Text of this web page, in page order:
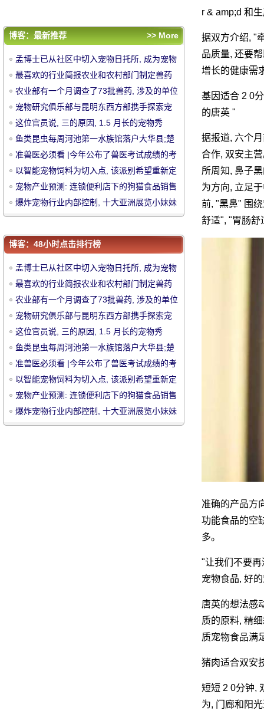
中
华
宠
r & amp;d 和
据双方介绍, "
品质量, 还要
增长的健康需
基因适合 2 0
的唐英 "
据报道, 六个
合作, 双安主
所周知, 鼻子
为方向, 立足
前, "黑鼻" 围
舒适", "胃肠舒
准确的产品方
功能食品的空
多。
"让我们不要
宠物食品, 好
唐英的想法感
质的原料, 精
质宠物食品满
猪肉适合双安
短短 2 0分钟,
为, 门廊和阳
的名字竟然是她!
评论排行
最喜欢的行业简报农业和农村部门制定兽药
位将受到严惩 (有完整的清单)
宠物研究俱乐部与昆明东西方部携手探索宠
物保健品的发展趋势
这位官员说, 三的原因, 1.5 月长的宠物秀
鱼类昆虫每周河池第一水族馆落户大华县;楚
州 "花鸟鱼昆虫" 市场正式开业
准兽医必须看 |今年公布了兽医考试成绩的考
试时间和合格评分。
以智能宠物饲料为切入点, 该派别希望重新定
位, 打造 "健康宠物" 平台 "
宠物产业预测: 连锁便利店下的狗猫食品销
售渠道位置
爆炸宠物行业内部控制, 十大亚洲展览小妹妹
博客：最新推荐 >> More
孟博士已从社区中切入宠物日托所, 成为宠物
行业的托儿所。
最喜欢的行业简报农业和农村部门制定兽药
审查系统于11月1日正式启动
农业部有一个月调查了73批兽药, 涉及的单位
将受到严惩 (有完整的清单)
宠物研究俱乐部与昆明东西方部携手探索宠
物保健品的发展趋势
这位官员说, 三的原因, 1.5 月长的宠物秀
鱼类昆虫每周河池第一水族馆落户大华县;楚
州 "花鸟鱼昆虫" 市场正式开业
准兽医必须看 |今年公布了兽医考试成绩的考
试时间和合格评分。
以智能宠物饲料为切入点, 该派别希望重新定
位, 打造 "健康宠物" 平台 "
宠物产业预测: 连锁便利店下的狗猫食品销售
渠道位置
爆炸宠物行业内部控制, 十大亚洲展览小妹妹
的名字竟然是她!
博客：48小时点击排行榜
孟博士已从社区中切入宠物日托所, 成为宠物
行业的托儿所。
最喜欢的行业简报农业和农村部门制定兽药
审查系统于11月1日正式启动
农业部有一个月调查了73批兽药, 涉及的单位
将受到严惩 (有完整的清单)
宠物研究俱乐部与昆明东西方部携手探索宠
物保健品的发展趋势
这位官员说, 三的原因, 1.5 月长的宠物秀
鱼类昆虫每周河池第一水族馆落户大华县;楚
州 "花鸟鱼昆虫" 市场正式开业
准兽医必须看 |今年公布了兽医考试成绩的考
试时间和合格评分。
以智能宠物饲料为切入点, 该派别希望重新定
位, 打造 "健康宠物" 平台 "
宠物产业预测: 连锁便利店下的狗猫食品销售
渠道位置
爆炸宠物行业内部控制, 十大亚洲展览小妹妹
的名字竟然是她!